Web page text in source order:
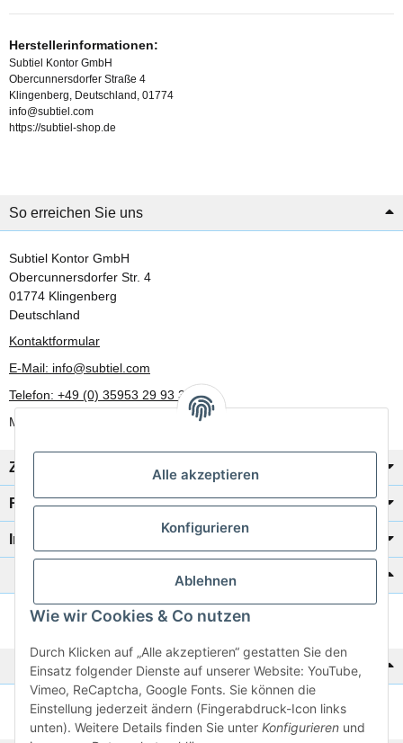
Alle akzeptieren
Konfigurieren
Ablehnen
Wie wir Cookies & Co nutzen
Durch Klicken auf „Alle akzeptieren“ gestatten Sie den
Einsatz folgender Dienste auf unserer Website: YouTube,
Vimeo, ReCaptcha, Google Fonts. Sie können die
Einstellung jederzeit ändern (Fingerabdruck-Icon links
unten). Weitere Details finden Sie unter Konfigurieren und
Herstellerinformationen:
Subtiel Kontor GmbH
Obercunnersdorfer Straße 4
Klingenberg, Deutschland, 01774
info@subtiel.com
https://subtiel-shop.de
So erreichen Sie uns
Subtiel Kontor GmbH
Obercunnersdorfer Str. 4
01774 Klingenberg
Deutschland
Kontaktformular
E-Mail: info@subtiel.com
Telefon: +49 (0) 35953 29 93 30
Mo-Fr: 8:00 Uhr - 17:00 Uhr
Zahlung/Versand
Rechtliches
Informationen
Katalog zur Hand?
Zur Schnellbestellung
Noch kein Katalog?
Preisliste anschauen